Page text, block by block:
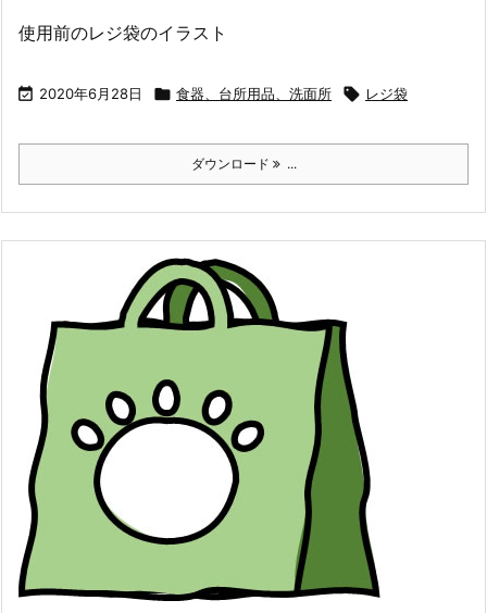
使用前のレジ袋のイラスト
 2020年6月28日  食器、台所用品、洗面所  レジ袋
ダウンロード ...